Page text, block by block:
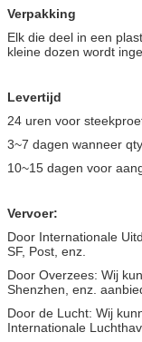
met 1 draad van de
PG16 met plastic
de
kantenpg16 draad
met 1 draad van de
de
kantenm20 draad
met 1 draad van de
M25 met geestelijke
de
met 1
kantenm25 draad
Verpakking
Elk die deel in een
kleine dozen wordt
Levertijd
24 uren voor
3~7 dagen wanneer
10~15 dagen voor
Vervoer:
Door Internationale
SF, Post, enz.
Door Overzees: Wij
Shenzhen, enz.
Door de Lucht: Wij
Internationale